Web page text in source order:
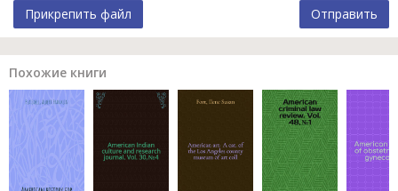
Прикрепить файл Отправить
Похожие книги